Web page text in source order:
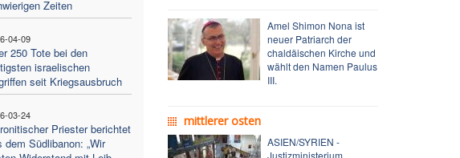
Zeiten
04-09
250 Tote bei den
israelischen
seit Kriegsausbruch
03-24
Priester berichtet
dem Südlibanon: „Wir
Amel Shimon Nona ist
neuer Patriarch der
chaldäischen Kirche und
wählt den Namen Paulus
III.
mittlerer osten
ASIEN/SYRIEN -
Justizministerium